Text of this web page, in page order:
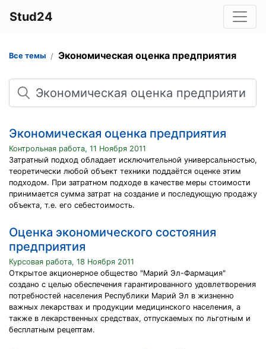
Stud24
Все темы Экономическая оценка предприятия
Поиск
Экономическая оценка предприятия
Контрольная работа, 11 Ноября 2011
Затратный подход обладает исключительной универсальностью,
теоретически любой объект техники поддаётся оценке этим
подходом. При затратном подходе в качестве меры стоимости
принимается сумма затрат на создание и последующую продажу
объекта, т.е. его себестоимость.
Оценка экономического состояния
предприятия
Курсовая работа, 18 Ноября 2011
Открытое акционерное общество "Марий Эл-Фармация"
создано с целью обеспечения гарантированного удовлетворения
потребностей населения Республики Марий Эл в жизненно
важных лекарствах и продукции медицинского населения, а
также в лекарственных средствах, отпускаемых по льготным и
бесплатным рецептам.